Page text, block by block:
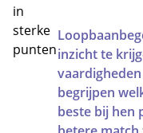
inzicht te
begrijpen
beste bij hen